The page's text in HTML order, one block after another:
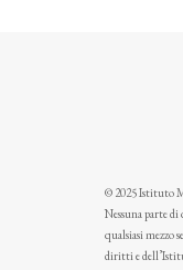
© 2025 Istituto
Nessuna parte di
qualsiasi mezzo
diritti e